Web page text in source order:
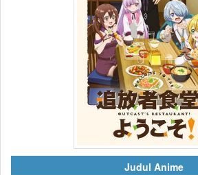
Judul Anime